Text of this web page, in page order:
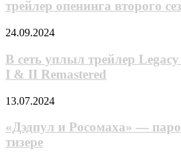
опоздавшего
юбилею
продолжается:
опенинга
сезона
аниме
трейлер опенинга второго
В
уплыл
трейлер
Legacy
Kain:
Reaver
I
24.09.2024
В сеть уплыл трейлер
I & II Remastered
«Дэдпул
Росомаха»
—
парочка
13.07.2024
«Дэдпул и Росомаха» —
тизере